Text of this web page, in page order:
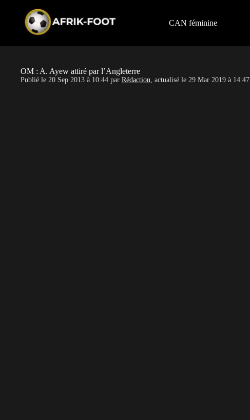
CAN féminine
OM : A. Ayew attiré par l’Angleterre
Publié le 20 Sep 2013 à 10:44 par Rédaction, actualisé le 29 Mar 2019 à 14:47